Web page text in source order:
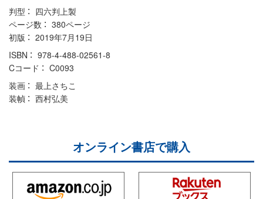
判型
四六判上製
ページ数
380ページ
初版
2019年7月19日
ISBN
978-4-488-02561-8
Cコード
C0093
装画
最上さちこ
装幀
西村弘美
オンライン書店で購入